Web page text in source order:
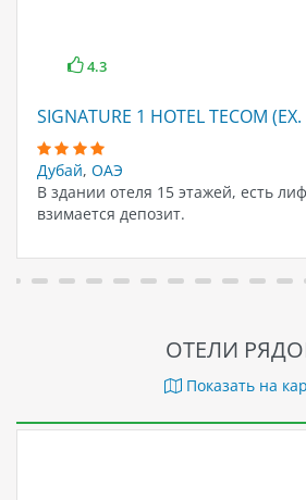
4.3
SIGNATURE 1 HOTEL TECOM
Дубай, ОАЭ
В здании отеля 15 этажей, есть
взимается депозит.
ОТЕЛИ
Показать на